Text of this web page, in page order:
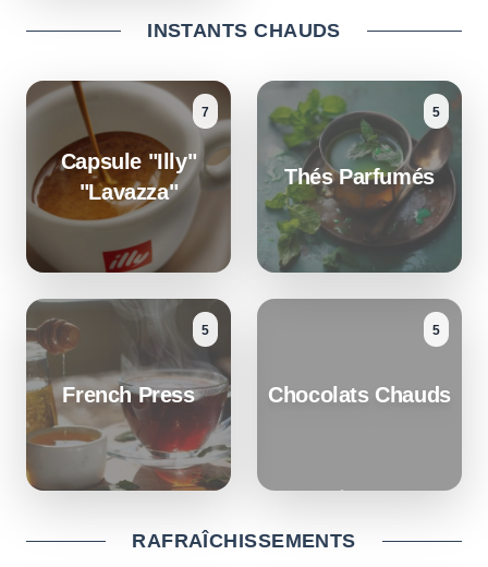
INSTANTS CHAUDS
Capsule "Illy"
"Lavazza"
7
Thés Parfumés
5
French Press
5
Chocolats Chauds
5
RAFRAÎCHISSEMENTS